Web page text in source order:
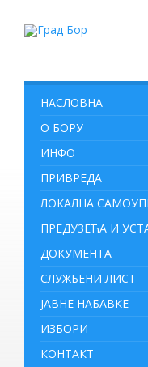
НАСЛОВНА
О БОРУ
ИНФО
ПРИВРЕДА
ЛОКАЛНА
ПРЕДУЗЕЋА И
ДОКУМЕНТА
СЛУЖБЕНИ ЛИСТ
ЈАВНЕ НАБАВКЕ
ИЗБОРИ
КОНТАКТ